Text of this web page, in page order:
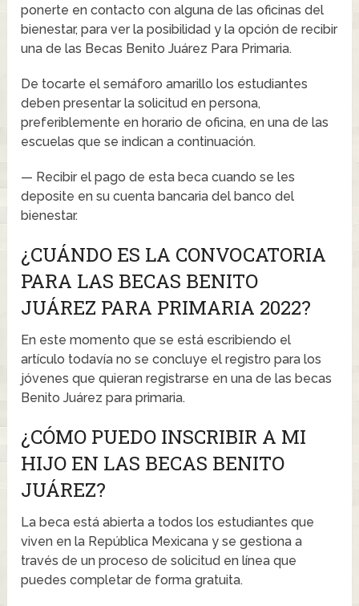
ponerte en contacto con alguna de las oficinas del
bienestar, para ver la posibilidad y la opción de recibir
una de las Becas Benito Juárez Para Primaria.
De tocarte el semáforo amarillo los estudiantes
deben presentar la solicitud en persona,
preferiblemente en horario de oficina, en una de las
escuelas que se indican a continuación.
— Recibir el pago de esta beca cuando se les
deposite en su cuenta bancaria del banco del
bienestar.
¿CUÁNDO ES LA CONVOCATORIA
PARA LAS BECAS BENITO
JUÁREZ PARA PRIMARIA 2022?
En este momento que se está escribiendo el
artículo todavía no se concluye el registro para los
jóvenes que quieran registrarse en una de las becas
Benito Juárez para primaria.
¿CÓMO PUEDO INSCRIBIR A MI
HIJO EN LAS BECAS BENITO
JUÁREZ?
La beca está abierta a todos los estudiantes que
viven en la República Mexicana y se gestiona a
través de un proceso de solicitud en línea que
puedes completar de forma gratuita.